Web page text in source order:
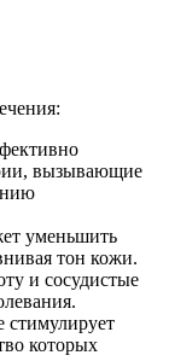
вызывающие
уменьшить
тон кожи.
и сосудистые
стимулирует
которых